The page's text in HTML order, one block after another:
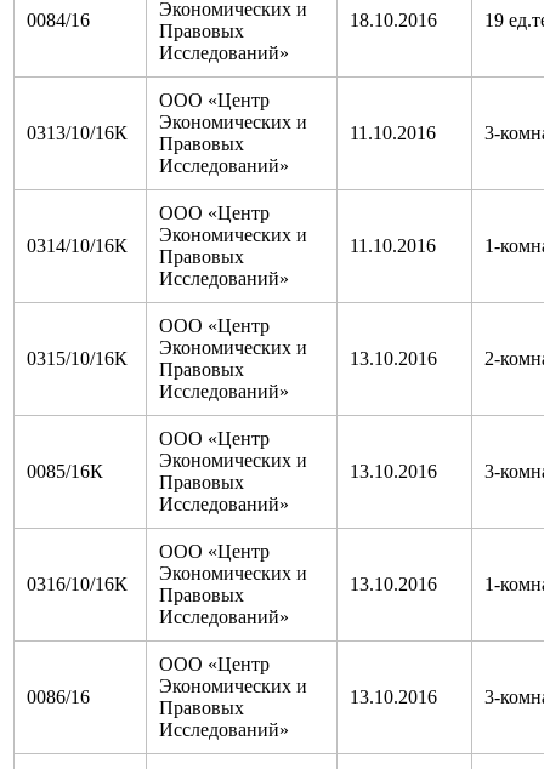
0084/16
Экономических и
Правовых
Исследований»
18.10.2016 19
0313/10/16К
ООО «Центр
Экономических и
Правовых
Исследований»
11.10.2016 3-
0314/10/16К
ООО «Центр
Экономических и
Правовых
Исследований»
11.10.2016 1-
0315/10/16К
ООО «Центр
Экономических и
Правовых
Исследований»
13.10.2016 2-
0085/16К
ООО «Центр
Экономических и
Правовых
Исследований»
13.10.2016 3-
0316/10/16К
ООО «Центр
Экономических и
Правовых
Исследований»
13.10.2016 1-
0086/16
ООО «Центр
Экономических и
Правовых
Исследований»
13.10.2016 3-